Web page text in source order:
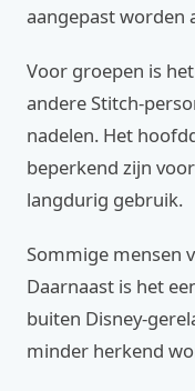
aangepast worden
Voor groepen is
andere Stitch-
nadelen. Het
beperkend zijn
langdurig gebruik.
Sommige mensen
Daarnaast is het
buiten Disney-
minder herkend